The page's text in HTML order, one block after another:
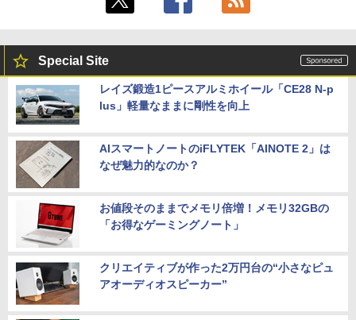
Special Site
レイズ鍛造1ピースアルミホイール「CE28 N-p
lus」軽量なままに剛性を向上
AIスマートノートのiFLYTEK「AINOTE 2」は
なぜ魅力的なのか？
お値段そのままでメモリ倍増！メモリ32GBの
「お得なゲーミングノート」
クリエイティブが作った2万円台の“小さなピュ
アオーディオスピーカー”